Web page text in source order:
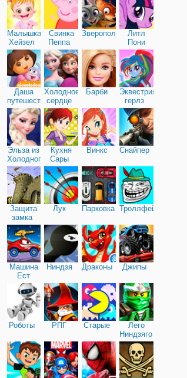
Малышка
Хейзел
Свинка
Пеппа
Зверополис
Литл
Пони
Дружба
Даша
путешественница
Холодное
сердце
Барби
Эквестрия
герлз
Эльза из
Холодного
сердца
Кухня
Сары
Винкс Снайпер
Защита
замка
Лук Парковка Троллфейс
Машина
Ест
Машину
Ниндзя Драконы Джипы
Роботы РПГ Старые
Лего
Ниндзяго